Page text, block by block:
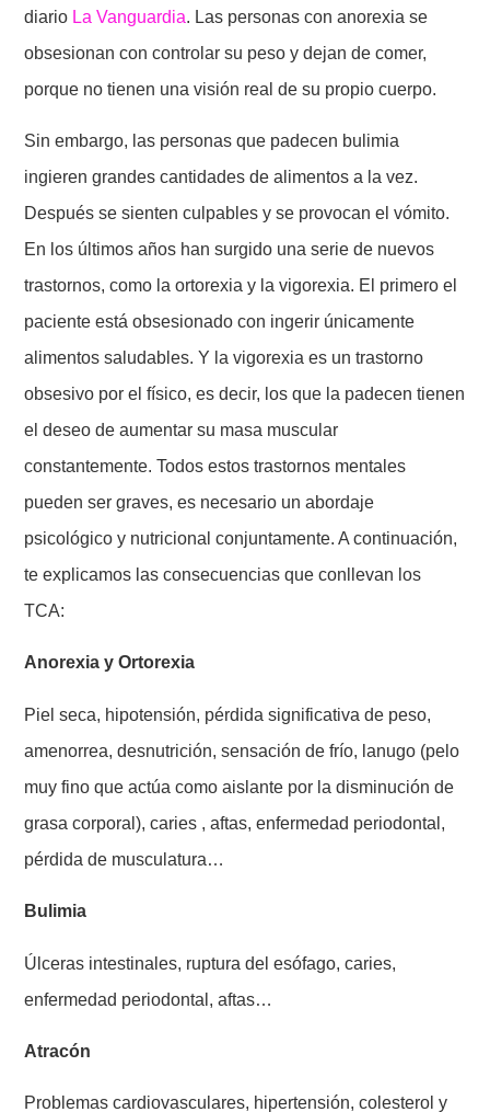
diario La Vanguardia. Las personas con anorexia se
obsesionan con controlar su peso y dejan de comer,
porque no tienen una visión real de su propio cuerpo.
Sin embargo, las personas que padecen bulimia
ingieren grandes cantidades de alimentos a la vez.
Después se sienten culpables y se provocan el vómito.
En los últimos años han surgido una serie de nuevos
trastornos, como la ortorexia y la vigorexia. El primero el
paciente está obsesionado con ingerir únicamente
alimentos saludables. Y la vigorexia es un trastorno
obsesivo por el físico, es decir, los que la padecen tienen
el deseo de aumentar su masa muscular
constantemente. Todos estos trastornos mentales
pueden ser graves, es necesario un abordaje
psicológico y nutricional conjuntamente. A continuación,
te explicamos las consecuencias que conllevan los
TCA:
Anorexia y Ortorexia
Piel seca, hipotensión, pérdida significativa de peso,
amenorrea, desnutrición, sensación de frío, lanugo (pelo
muy fino que actúa como aislante por la disminución de
grasa corporal), caries , aftas, enfermedad periodontal,
pérdida de musculatura…
Bulimia
Úlceras intestinales, ruptura del esófago, caries,
enfermedad periodontal, aftas…
Atracón
Problemas cardiovasculares, hipertensión, colesterol y